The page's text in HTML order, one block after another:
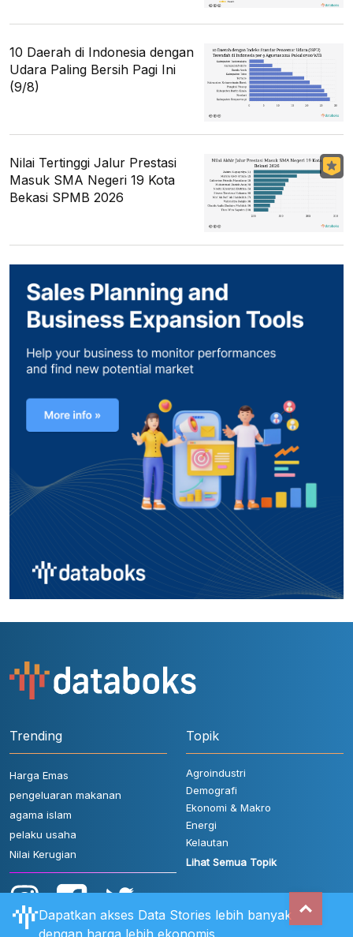
10 Daerah di Indonesia dengan
Udara Paling Bersih Pagi Ini
(9/8)
Nilai Tertinggi Jalur Prestasi
Masuk SMA Negeri 19 Kota
Bekasi SPMB 2026
Trending
Harga Emas
pengeluaran makanan
agama islam
pelaku usaha
Nilai Kerugian
Topik
Agroindustri
Demografi
Ekonomi & Makro
Energi
Kelautan
Lihat Semua Topik
Dapatkan akses Data Stories lebih banyak
dengan harga lebih ekonomis.